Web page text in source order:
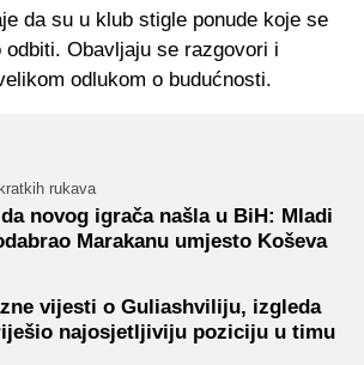
da su u klub stigle ponude koje se
odbiti. Obavljaju se razgovori i
odlukom o budućnosti.
rukava
novog igrača našla u BiH: Mladi
Marakanu umjesto Koševa
vijesti o Guliashviliju, izgleda
najosjetljiviju poziciju u timu